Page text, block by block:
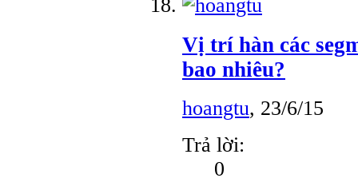
Vị trí hàn các
bao nhiêu?
hoangtu, 23/6/15
Trả lời:
0